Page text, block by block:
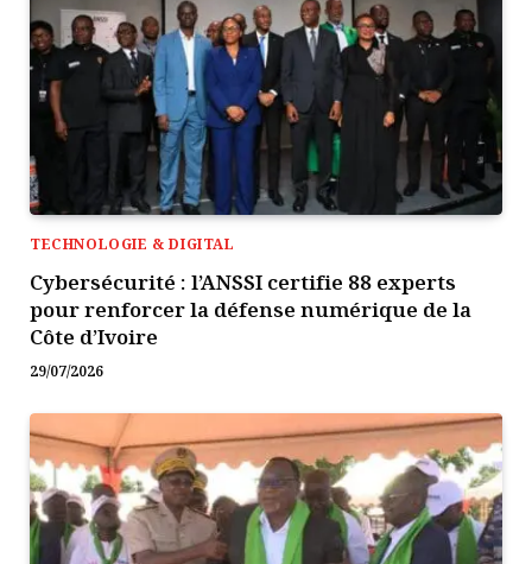
TECHNOLOGIE & DIGITAL
Cybersécurité : l’ANSSI certifie 88 experts
pour renforcer la défense numérique de la
Côte d’Ivoire
29/07/2026